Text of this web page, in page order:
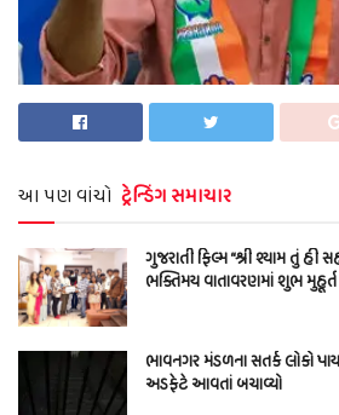
આ પણ વાંચો ટ્રેન્ડિંગ સમાચાર
ગુજરાતી ફિલ્મ “શ્રી શ્યામ તું હી
ભક્તિમય વાતાવરણમાં શુભ
ભાવનગર મંડળના સતર્ક લોકો
અડફેટે આવતાં બચાવ્યો